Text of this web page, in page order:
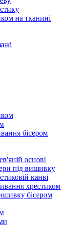
на тканині
бісером
основі
під вишивку
канві
хрестиком
бісером